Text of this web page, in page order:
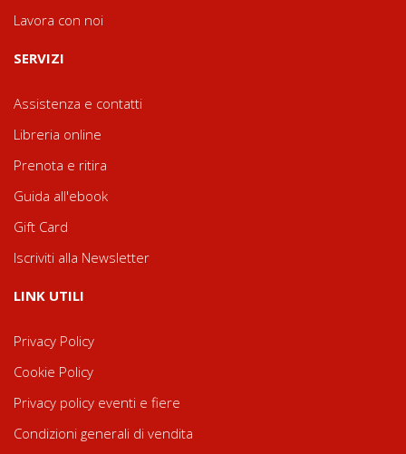
Lavora con noi
SERVIZI
Assistenza e contatti
Libreria online
Prenota e ritira
Guida all'ebook
Gift Card
Iscriviti alla Newsletter
LINK UTILI
Privacy Policy
Cookie Policy
Privacy policy eventi e fiere
Condizioni generali di vendita